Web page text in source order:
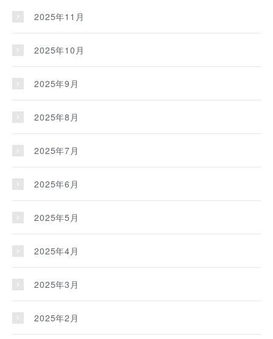
2025年11月
2025年10月
2025年9月
2025年8月
2025年7月
2025年6月
2025年5月
2025年4月
2025年3月
2025年2月